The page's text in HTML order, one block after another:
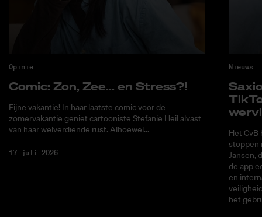
Opinie
Co­mic: Zon, Zee... en Stress?!
Fijne vakantie! In haar laatste comic voor de
zomervakantie geniet cartooniste Stefanie Heil alvast
van haar welverdiende rust. Alhoewel...
17 juli 2026
Nieuws
Het CvB
stoppen
Jansen,
de app
en
het